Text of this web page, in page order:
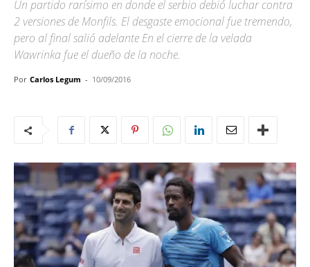
Un partido rarísimo en donde el serbio debió luchar contra
2 versiones de Monfils. El desgaste emocional fue tremendo,
pero al final salió adelante En el cierre de la velada
Wawrinka fue el dueño de la noche.
Por Carlos Legum - 10/09/2016